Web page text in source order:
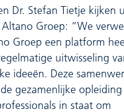
Dr. Stefan Tietje kijken
Groep: “We
Groep een platform
uitwisseling
ideeën. Deze
gezamenlijke
in staat om